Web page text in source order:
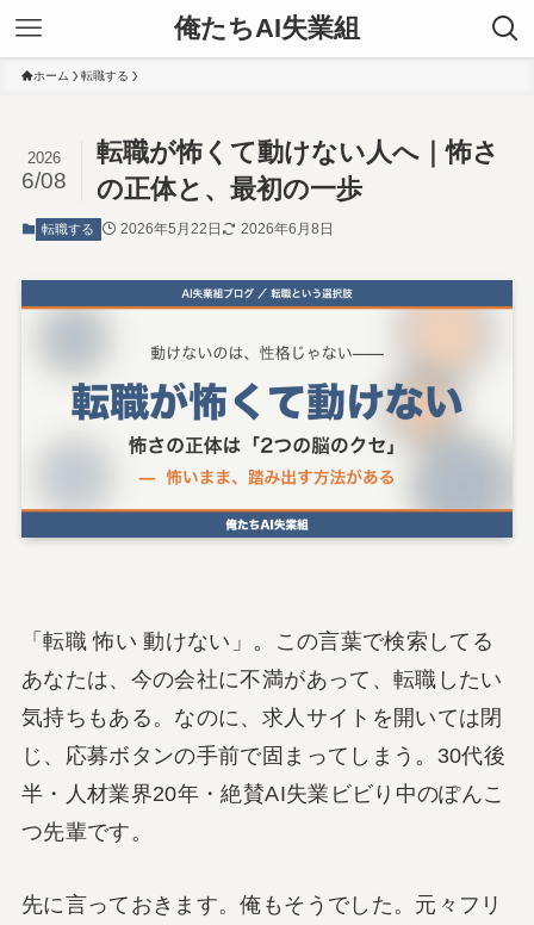
俺たちAI失業組
ホーム 転職する
転職が怖くて動けない人へ｜怖さ
の正体と、最初の一歩
2026
6/08
転職する 2026年5月22日 2026年6月8日
「転職 怖い 動けない」。この言葉で検索してる
あなたは、今の会社に不満があって、転職したい
気持ちもある。なのに、求人サイトを開いては閉
じ、応募ボタンの手前で固まってしまう。30代後
半・人材業界20年・絶賛AI失業ビビり中のぽんこ
つ先輩です。
先に言っておきます。俺もそうでした。元々フリ